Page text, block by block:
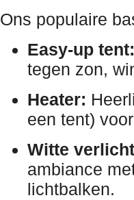
Ons populaire
Easy-up tent:
tegen zon,
Heater:
een tent)
Witte
ambiance
lichtbalken.